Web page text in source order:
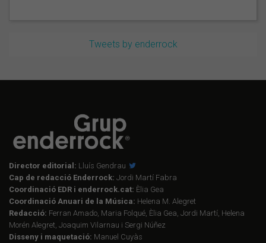
Tweets by enderrock
Director editorial: Lluís Gendrau
Cap de redacció Enderrock: Jordi Martí Fabra
Coordinació EDR i enderrock.cat: Èlia Gea
Coordinació Anuari de la Música: Helena M. Alegret
Redacció: Ferran Amado, Maria Folqué, Èlia Gea, Jordi Martí, Helena
Morén Alegret, Joaquim Vilarnau i Sergi Núñez
Disseny i maquetació: Manuel Cuyàs